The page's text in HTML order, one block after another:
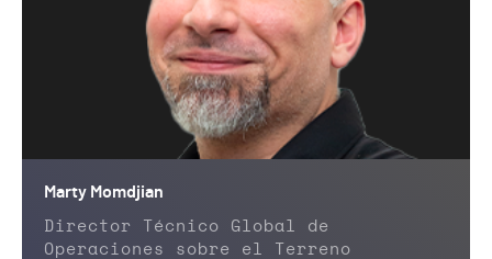
Marty Momdjian
Director Técnico Global de
Operaciones sobre el Terreno